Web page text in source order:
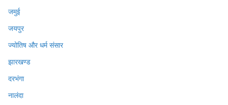
जमुई
जयपुर
ज्योतिष और धर्म संसार
झारखण्ड
दरभंगा
नालंदा